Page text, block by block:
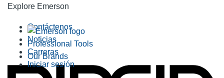
Explore Emerson
Professional Tools
Our Brands
Contáctenos
Noticias
Carreras
Iniciar sesión